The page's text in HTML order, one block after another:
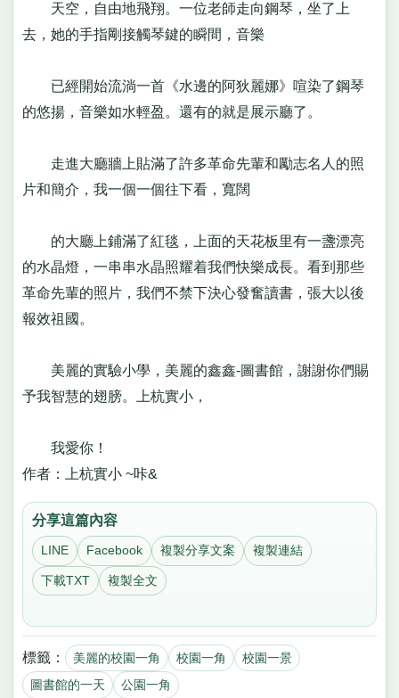
天空，自由地飛翔。一位老師走向鋼琴，坐了上
去，她的手指剛接觸琴鍵的瞬間，音樂
已經開始流淌一首《水邊的阿狄麗娜》喧染了鋼琴
的悠揚，音樂如水輕盈。還有的就是展示廳了。
走進大廳牆上貼滿了許多革命先輩和勵志名人的照
片和簡介，我一個一個往下看，寬闊
的大廳上鋪滿了紅毯，上面的天花板里有一盞漂亮
的水晶燈，一串串水晶照耀着我們快樂成長。看到那些
革命先輩的照片，我們不禁下決心發奮讀書，張大以後
報效祖國。
美麗的實驗小學，美麗的鑫鑫-圖書館，謝謝你們賜
予我智慧的翅膀。上杭實小，
我愛你！
作者：上杭實小 ~咔&
分享這篇內容
LINE Facebook 複製分享文案 複製連結
下載TXT 複製全文
標籤： 美麗的校園一角 校園一角
校園一景
圖書館的一天
公園一角